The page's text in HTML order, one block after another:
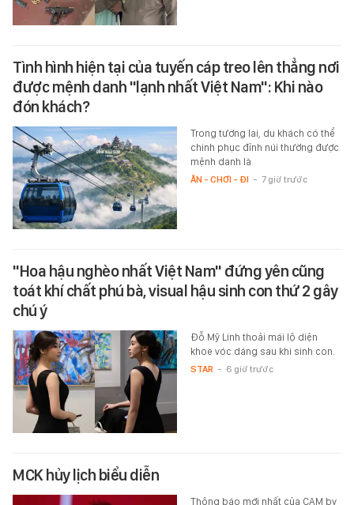
Tình hình hiện tại của tuyến cáp treo lên thẳng nơi
được mệnh danh "lạnh nhất Việt Nam": Khi nào
đón khách?
Trong tương lai, du khách có thể
chinh phục đỉnh núi thường được
mệnh danh là
ĂN - CHƠI - ĐI - 7 giờ trước
"Hoa hậu nghèo nhất Việt Nam" đứng yên cũng
toát khí chất phú bà, visual hậu sinh con thứ 2 gây
chú ý
Đỗ Mỹ Linh thoải mái lộ diện
khoe vóc dáng sau khi sinh con.
STAR - 6 giờ trước
MCK hủy lịch biểu diễn
Thông báo mới nhất của CAM by